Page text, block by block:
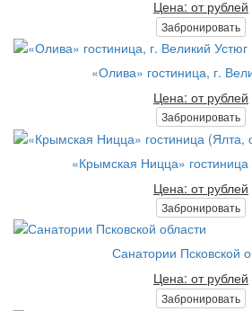
Цена: от рублей
Забронировать
«Олива» гостиница, г.
Цена: от рублей
Забронировать
«Крымская Ницца»
Цена: от рублей
Забронировать
Санатории Псковской
Цена: от рублей
Забронировать